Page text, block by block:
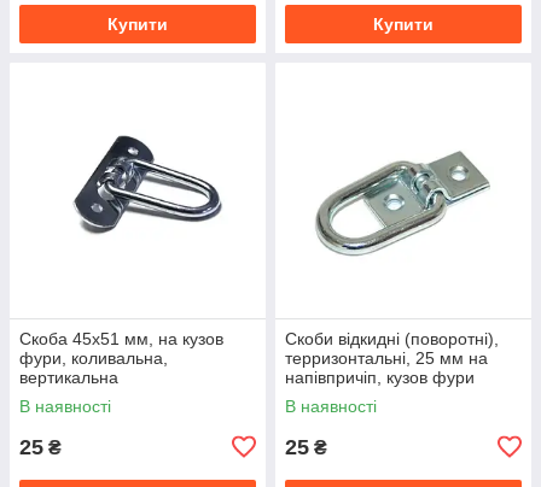
Купити Купити
Скоба 45x51 мм, на кузов
фури, коливальна,
вертикальна
В наявності
25 ₴
Скоби відкидні (поворотні),
терризонтальні, 25 мм на
напівпричіп, кузов фури
В наявності
25 ₴